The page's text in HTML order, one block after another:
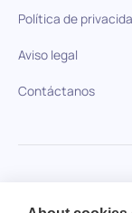
Política de
Aviso legal
Contáctanos